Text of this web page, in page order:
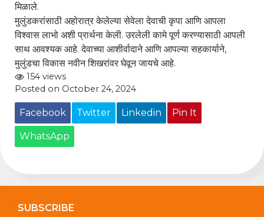
मिळाले.
मुलुंडकरांसाठी अहोरात्र केलेल्या सेवेला देवाची कृपा आणि आपला
विश्वास लाभो अशी प्रार्थना केली. उरलेली कामे पूर्ण करण्यासाठी आपली
साथ आवश्यक आहे. देवाच्या आशीर्वादाने आणि आपल्या सहकार्याने,
मुलुंडचा विकास नवीन शिखरांवर घेवून जायचे आहे.
154 views
Posted on October 24, 2024
Facebook Twitter Linkedin Pin It
WhatsApp
SUBSCRIBE